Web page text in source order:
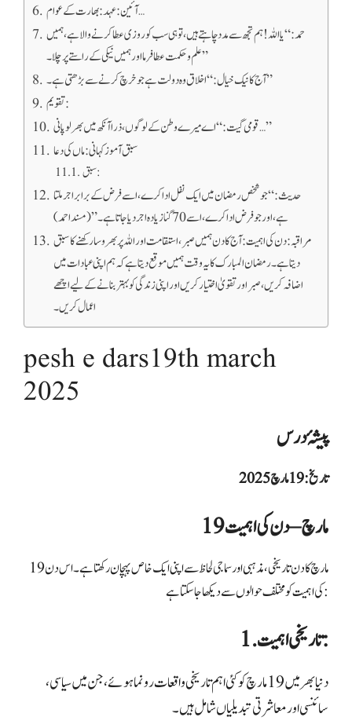
آئین: عہد: بھارت کے عوام…
حمد: “یا اللہ! ہم تجھ سے مدد چاہتے ہیں، تو ہی سب کو روزی عطا کرنے والا ہے، ہمیں
علم و حکمت عطا فرما اور ہمیں نیکی کے راستے پر چلا۔”
آج کا نیک خیال: “اخلاق وہ دولت ہے جو خرچ کرنے سے بڑھتی ہے۔”
تقویم:
قومی گیت: “اے میرے وطن کے لوگوں، ذرا آنکھ میں بھر لو پانی…”
سبق آموز کہانی: ماں کی دعا
سبق:
حدیث: “جو شخص رمضان میں ایک نفل ادا کرے، اسے فرض کے برابر اجر ملتا
ہے، اور جو فرض ادا کرے، اسے 70 گنا زیادہ اجر دیا جاتا ہے۔” (مسند احمد)
مراقبہ: دن کی اہمیت: آج کا دن ہمیں صبر، استقامت اور اللہ پر بھروسا رکھنے کا سبق
دیتا ہے۔ رمضان المبارک کا یہ وقت ہمیں موقع دیتا ہے کہ ہم اپنی عبادات میں
اضافہ کریں، صبر اور تقویٰ اختیار کریں اور اپنی زندگی کو بہتر بنانے کے لیے اچھے
اعمال کریں۔
pesh e dars19th march
2025
پیشۂ درس
تاریخ: 19 مارچ 2025
19 مارچ – دن کی اہمیت
19 مارچ کا دن تاریخی، مذہبی اور سماجی لحاظ سے اپنی ایک خاص پہچان رکھتا ہے۔ اس دن
کی اہمیت کو مختلف حوالوں سے دیکھا جا سکتا ہے:
1. تاریخی اہمیت:
دنیا بھر میں 19 مارچ کو کئی اہم تاریخی واقعات رونما ہوئے، جن میں سیاسی،
سائنسی اور معاشرتی تبدیلیاں شامل ہیں۔